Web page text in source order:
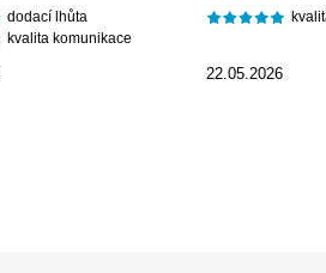
dodací lhůta
kvalita komunikace
22.05.2026